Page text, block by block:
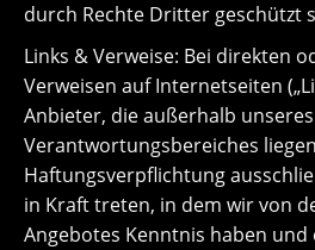
durch Rechte Dritter geschützt
Links & Verweise: Bei direkten
Verweisen auf Internetseiten
Anbieter, die außerhalb unseres
Verantwortungsbereiches
Haftungsverpflichtung
in Kraft treten, in dem wir von
Angebotes Kenntnis haben und